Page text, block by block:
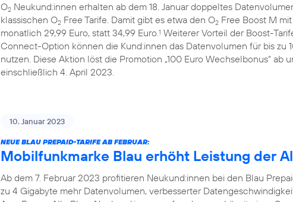
O2 Neukund:innen erhalten ab dem 18. Januar doppeltes
klassischen O2 Free Tarife. Damit gibt es etwa den O2 Free Boost M
monatlich 29,99 Euro, statt 34,99 Euro.1 Weiterer Vorteil der Boost-
Connect-Option können die Kund:innen das Datenvolumen für bis zu
nutzen. Diese Aktion löst die Promotion „100 Euro Wechselbonus“ ab
einschließlich 4. April 2023.
10. Januar 2023
NEUE BLAU PREPAID-TARIFE AB FEBRUAR:
Mobilfunkmarke Blau erhöht Leistung der
Ab dem 7. Februar 2023 profitieren Neukund:innen bei den Blau
zu 4 Gigabyte mehr Datenvolumen, verbesserter